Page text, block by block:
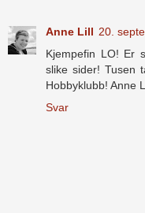
Anne Lill 20.
Kjempefin LO! Er
slike sider! Tusen
Hobbyklubb! Anne
Svar